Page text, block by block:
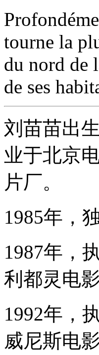
tourne la
du nord de
de ses
刘苗苗出
业于北京
片厂。
1985年，
1987年，
利都灵电
1992年，
威尼斯电